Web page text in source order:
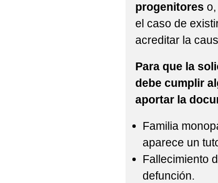
progenitores
el caso de
acreditar la
Para que la
debe cumplir
aportar la
Familia
aparece un
Fallecimiento
defunción.